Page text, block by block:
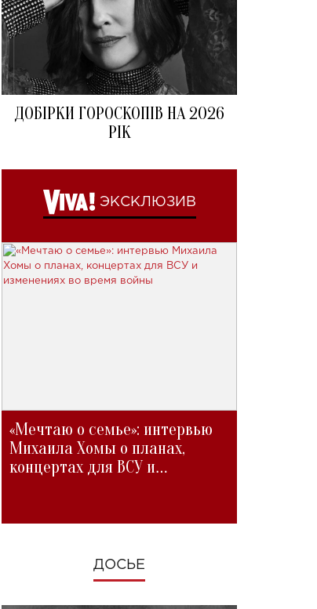
ДОБІРКИ ГОРОСКОПІВ НА 2026
РІК
ЭКСКЛЮЗИВ
«Мечтаю о семье»: интервью
Михаила Хомы о планах,
концертах для ВСУ и
ДОСЬЕ